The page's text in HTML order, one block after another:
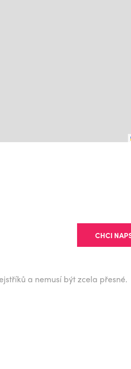
CHCI
a nemusí být zcela přesné.